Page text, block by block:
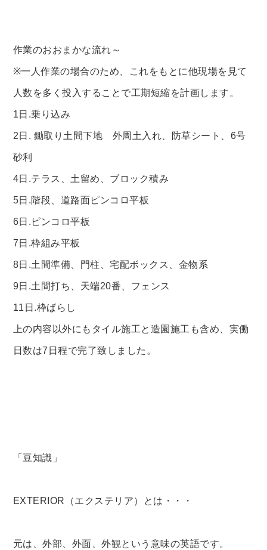
作業のおおまかな流れ～​​​​
※一人作業の場合のため、これをもとに他現場を見て
人数を多く投入することで工期短縮を計画します。
1日.乗り込み
2日. 鋤取り土間下地 外周土入れ、防草シート、6号
砂利
4日.テラス、土留め、ブロック積み
5日.階段、道路面ピンコロ平板
6日.ピンコロ平板
7日.枠組み平板
8日.土間準備、門柱、宅配ボックス、金物系
9日.土間打ち、天端20番、フェンス
11日.枠ばらし
上の内容以外にもタイル施工と造園施工も含め、実働
日数は7日程で完了致しました。
「豆知識」
EXTERIOR（エクステリア）とは・・ ・
元は、外部、外面、外観という意味の英語です。